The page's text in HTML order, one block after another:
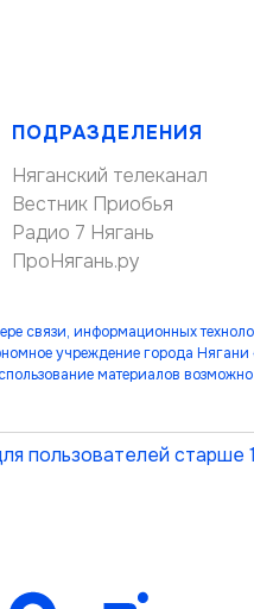
ПОДРАЗДЕЛЕНИЯ
Няганский телеканал
Вестник Приобья
Радио 7 Нягань
ПроНягань.ру
связи, информационных
учреждение города Нягани
материалов возможно
пользователей старше